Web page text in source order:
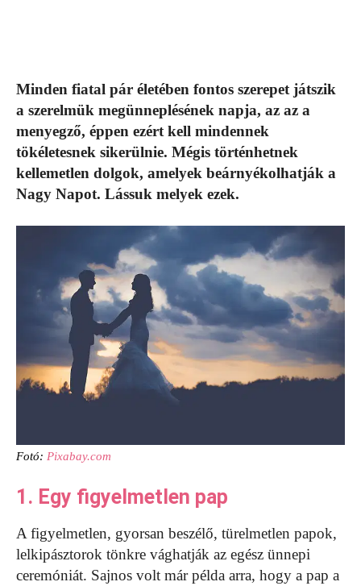
Minden fiatal pár életében fontos szerepet játszik
a szerelmük megünneplésének napja, az az a
menyegző, éppen ezért kell mindennek
tökéletesnek sikerülnie. Mégis történhetnek
kellemetlen dolgok, amelyek beárnyékolhatják a
Nagy Napot. Lássuk melyek ezek.
Fotó: Pixabay.com
1. Egy figyelmetlen pap
A figyelmetlen, gyorsan beszélő, türelmetlen papok,
lelkipásztorok tönkre vághatják az egész ünnepi
ceremóniát. Sajnos volt már példa arra, hogy a pap a